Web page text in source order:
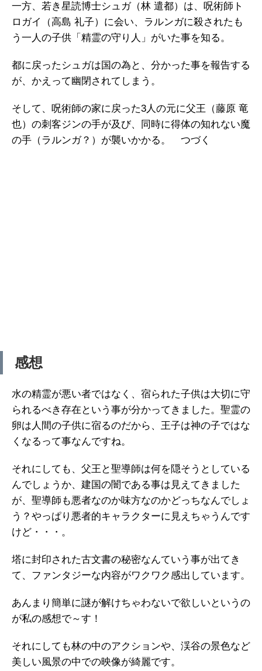
一方、若き星読博士シュガ（林 遣都）は、呪術師ト
ロガイ（高島 礼子）に会い、ラルンガに殺されたも
う一人の子供「精霊の守り人」がいた事を知る。
都に戻ったシュガは国の為と、分かった事を報告する
が、かえって幽閉されてしまう。
そして、呪術師の家に戻った3人の元に父王（藤原 竜
也）の刺客ジンの手が及び、同時に得体の知れない魔
の手（ラルンガ？）が襲いかかる。 つづく
感想
水の精霊が悪い者ではなく、宿られた子供は大切に守
られるべき存在という事が分かってきました。聖霊の
卵は人間の子供に宿るのだから、王子は神の子ではな
くなるって事なんですね。
それにしても、父王と聖導師は何を隠そうとしている
んでしょうか、建国の闇である事は見えてきました
が、聖導師も悪者なのか味方なのかどっちなんでしょ
う？やっぱり悪者的キャラクターに見えちゃうんです
けど・・・。
塔に封印された古文書の秘密なんていう事が出てき
て、ファンタジーな内容がワクワク感出しています。
あんまり簡単に謎が解けちゃわないで欲しいというの
が私の感想で～す！
それにしても林の中のアクションや、渓谷の景色など
美しい風景の中での映像が綺麗です。